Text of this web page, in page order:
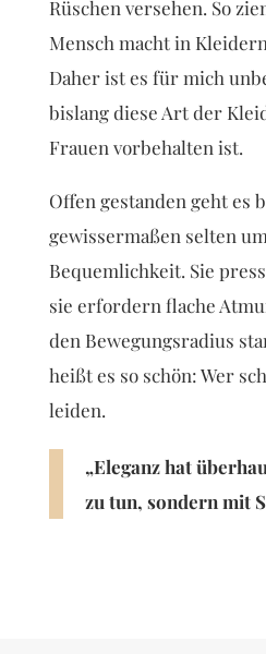
Rüschen versehen. So
Mensch macht in
Daher ist es für mich
bislang diese Art der
Frauen vorbehalten ist.
Offen gestanden geht es
gewissermaßen selten
Bequemlichkeit. Sie
sie erfordern flache
den Bewegungsradius
heißt es so schön: Wer
leiden.
„Eleganz hat
zu tun, sondern mit